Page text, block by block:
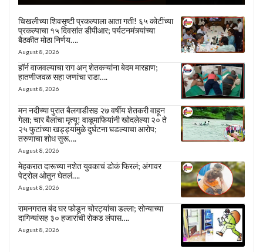
चिखलीच्या शिवसृष्टी प्रकल्पाला आता गती! ६५ कोटींच्या
प्रकल्पाचा १५ दिवसांत डीपीआर; पर्यटनमंत्र्यांच्या
बैठकीत मोठा निर्णय….
August 8, 2026
हॉर्न वाजवल्याचा राग अन् शेतकऱ्यांना बेदम मारहाण;
हातणीजवळ सहा जणांचा राडा….
August 8, 2026
मन नदीच्या पुरात बैलगाडीसह २७ वर्षीय शेतकरी वाहून
गेला; चार बैलांचा मृत्यू! वाळूमाफियांनी खोदलेल्या २० ते
२५ फुटांच्या खड्ड्यांमुळे दुर्घटना घडल्याचा आरोप;
तरुणाचा शोध सुरू….
August 8, 2026
मेहकरात दारूच्या नशेत युवकाचं डोकं फिरलं; अंगावर
पेट्रोल ओतून घेतलं….
August 8, 2026
रामनगरात बंद घर फोडून चोरट्यांचा डल्ला; सोन्याच्या
दागिन्यांसह ३० हजारांची रोकड लंपास….
August 8, 2026